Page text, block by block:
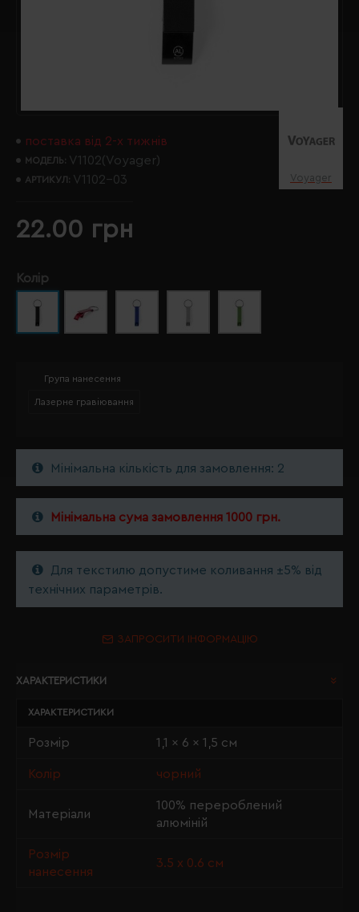
поставка від 2-х тижнів
МОДЕЛЬ: V1102(Voyager)
АРТИКУЛ: V1102-03 Voyager
22.00 грн
Колір
Група нанесення
Лазерне гравіювання
Мінімальна кількість для замовлення: 2
Мінімальна сума замовлення 1000 грн.
Для текстилю допустиме коливання ±5% від
технічних параметрів.
ЗАПРОСИТИ ІНФОРМАЦІЮ
ХАРАКТЕРИСТИКИ
ХАРАКТЕРИСТИКИ
Розмір 1,1 x 6 x 1,5 см
Колір чорний
Матеріали
100% перероблений
алюміній
Розмір
нанесення
3.5 х 0.6 см